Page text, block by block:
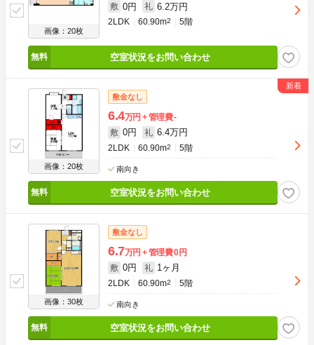
画像：20枚
敷 0円 礼 6.2万円
2LDK 60.90m2 5階
空室状況をお問い合わせ
画像：20枚
敷金なし
6.4万円 管理費-
敷 0円 礼 6.4万円
2LDK 60.90m2 5階
南向き
空室状況をお問い合わせ
画像：30枚
敷金なし
6.7万円 管理費0円
敷 0円 礼 1ヶ月
2LDK 60.90m2 5階
南向き
空室状況をお問い合わせ